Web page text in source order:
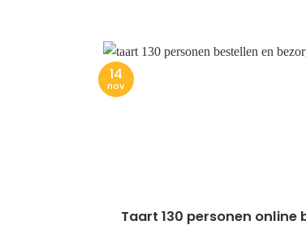
Taart 130 personen online
14
nov